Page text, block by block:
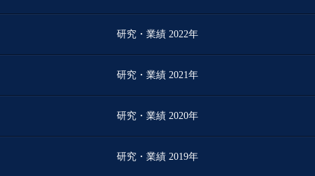
研究・業績 2022年
研究・業績 2021年
研究・業績 2020年
研究・業績 2019年